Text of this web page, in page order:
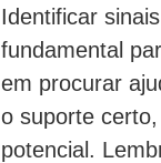
Identificar
fundamental
em procurar
o suporte
potencial.